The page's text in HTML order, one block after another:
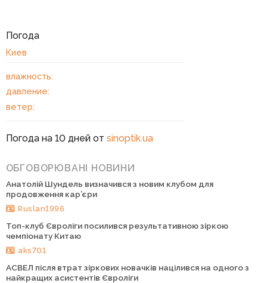
Погода
Киев
влажность:
давление:
ветер:
Погода на 10 дней от sinoptik.ua
ОБГОВОРЮВАНІ НОВИНИ
Анатолій Шундель визначився з новим клубом для
продовження кар’єри
Ruslan1996
Топ-клуб Євроліги посилився результативною зіркою
чемпіонату Китаю
aks701
АСВЕЛ після втрат зіркових новачків націлився на одного з
найкращих асистентів Євроліги